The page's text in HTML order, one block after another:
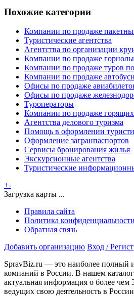
Похожие категории
Компании по продаже
Туристические агентства
Агентства по организации
Компании по продаже
Компании по продаже туров
Компании по продаже
Офисы по продаже
Офисы по продаже
Туроператоры
Компании по продаже горящих
Агентства делового туризма
Помощь в оформлении
Оформление загранпаспортов
Сервисы бронирования жилья
Экскурсионные агентства
Туристические
+-
Загрузка карты ...
Правила сайта
Политика конфиденциальности
Обратная связь
Добавить организацию Вход /
SpravBiz.ru — это наиболее полный
компаний в России. В нашем
актуальная информация о более чем
ведущих свою деятельность в